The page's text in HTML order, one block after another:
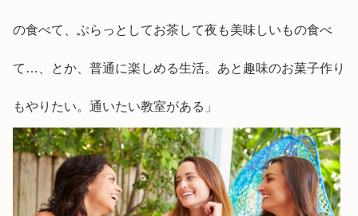
の食べて、ぶらっとしてお茶して夜も美味しいもの食べ
て…、とか、普通に楽しめる生活。あと趣味のお菓子作り
もやりたい。通いたい教室がある」